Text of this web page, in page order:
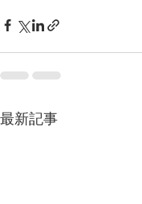
最新記事